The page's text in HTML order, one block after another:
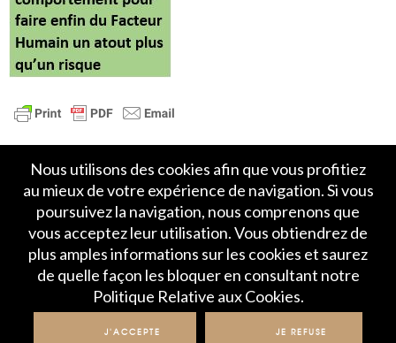
Accueil
Politique de Confidentialité
Crédits et mentions légales
Contact
© IME 2017-2020
Nous utilisons des cookies afin que vous profitiez
au mieux de votre expérience de navigation. Si vous
poursuivez la navigation, nous comprenons que
vous acceptez leur utilisation. Vous obtiendrez de
plus amples informations sur les cookies et saurez
de quelle façon les bloquer en consultant notre
Politique Relative aux Cookies.
J'ACCEPTE JE REFUSE